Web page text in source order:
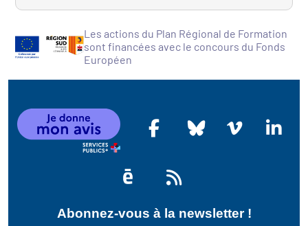
Les actions du Plan Régional de Formation
sont financées avec le concours du Fonds
Européen
Abonnez-vous à la newsletter !